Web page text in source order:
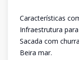
Características
Infraestrutura
Sacada com
Beira mar.